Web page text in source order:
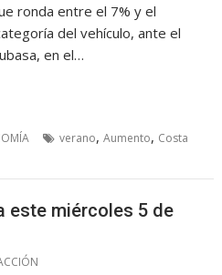
ronda entre el 7% y el
del vehículo, ante el
en el…
verano,Aumento, Costa
este miércoles 5 de